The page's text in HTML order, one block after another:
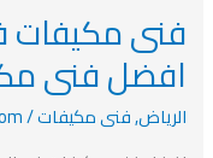
افضل فنى
الرياض,فنى مكيفات/
فنى
مكيفات
فى
الرياض-